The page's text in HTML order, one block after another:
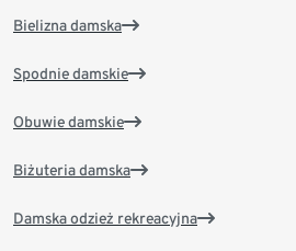
Bielizna damska
Spodnie damskie
Obuwie damskie
Biżuteria damska
Damska odzież rekreacyjna